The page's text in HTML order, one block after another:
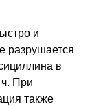
и
разрушается
в
ч. При
также